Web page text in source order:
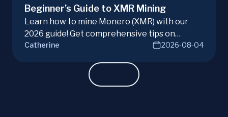
Beginner’s Guide to XMR Mining
Learn how to mine Monero (XMR) with our
2026 guide! Get comprehensive tips on
hardware, software, and techniques for
Catherine 2026-08-04